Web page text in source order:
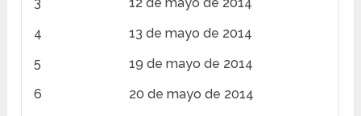
3
12 de mayo de 2014
4
13 de mayo de 2014
5
19 de mayo de 2014
6
20 de mayo de 2014